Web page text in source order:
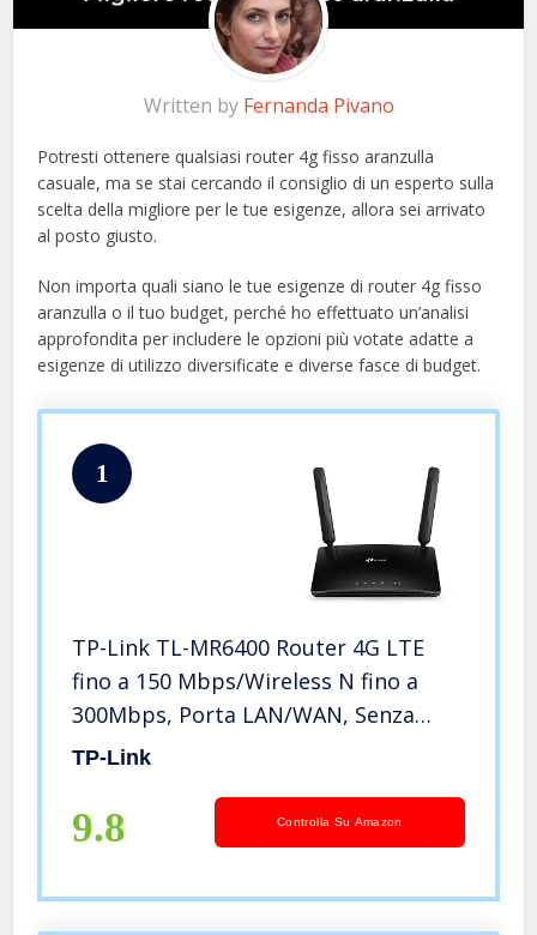
Written by Fernanda Pivano
Potresti ottenere qualsiasi router 4g fisso aranzulla
casuale, ma se stai cercando il consiglio di un esperto sulla
scelta della migliore per le tue esigenze, allora sei arrivato
al posto giusto.
Non importa quali siano le tue esigenze di router 4g fisso
aranzulla o il tuo budget, perché ho effettuato un’analisi
approfondita per includere le opzioni più votate adatte a
esigenze di utilizzo diversificate e diverse fasce di budget.
1
TP-Link TL-MR6400 Router 4G LTE
fino a 150 Mbps/Wireless N fino a
300Mbps, Porta LAN/WAN, Senza
configurazione, Antenne Staccabili,
TP-Link
9.8 Controlla Su Amazon